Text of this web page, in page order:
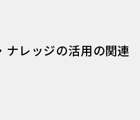
ナレッジの活用の関連